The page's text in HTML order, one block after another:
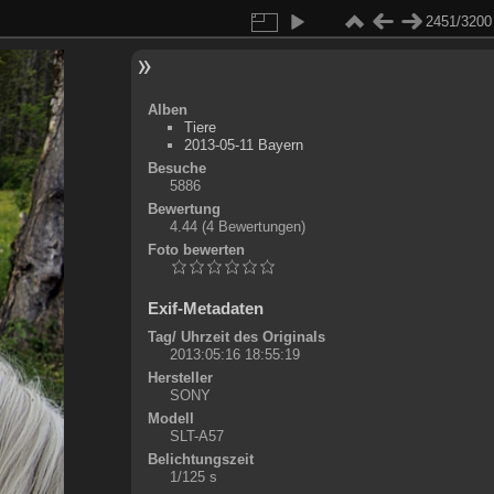
2451/3200
Alben
Tiere
2013-05-11 Bayern
Besuche
5886
Bewertung
4.44 (4 Bewertungen)
Foto bewerten
Exif-Metadaten
Tag/ Uhrzeit des Originals
2013:05:16 18:55:19
Hersteller
SONY
Modell
SLT-A57
Belichtungszeit
1/125 s